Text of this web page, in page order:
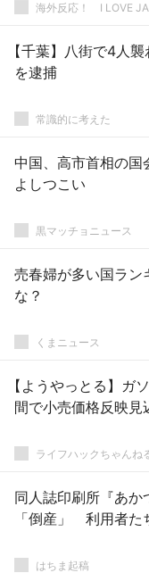
海外反応！ I LOVE
【千葉】八街で4人
を逮捕
常識的に考えた
中国、高市首相の
よしつこい
黒マッチョニュース
売春婦が多い国ラン
な？
くまニュース
【ようやっとる】
間で小売価格反映見
ライフハックちゃんね
同人誌印刷所『あ
「倒産」 利用者た
はちま起稿